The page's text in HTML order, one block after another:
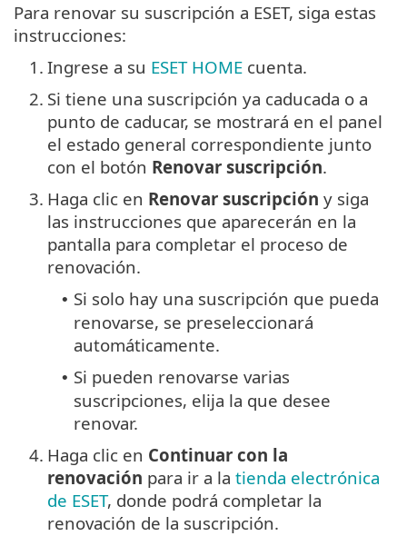
Para renovar su suscripción a ESET, siga estas
instrucciones:
1. Ingrese a su ESET HOME cuenta.
2. Si tiene una suscripción ya caducada o a
punto de caducar, se mostrará en el panel
el estado general correspondiente junto
con el botón Renovar suscripción.
3. Haga clic en Renovar suscripción y siga
las instrucciones que aparecerán en la
pantalla para completar el proceso de
renovación.
• Si solo hay una suscripción que pueda
renovarse, se preseleccionará
automáticamente.
• Si pueden renovarse varias
suscripciones, elija la que desee
renovar.
4. Haga clic en Continuar con la
renovación para ir a la tienda electrónica
de ESET, donde podrá completar la
renovación de la suscripción.